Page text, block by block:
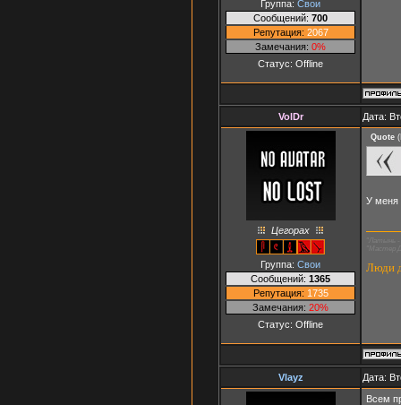
Группа: Свои
Сообщений: 700
Репутация: 2067
Замечания: 0%
Статус: Offline
VolDr Дата:
Цегорах
Группа: Свои
Сообщений: 1365
Репутация: 1735
Замечания: 20%
Статус: Offline
Quote (
У меня
Люди
Vlayz Дата:
Всем